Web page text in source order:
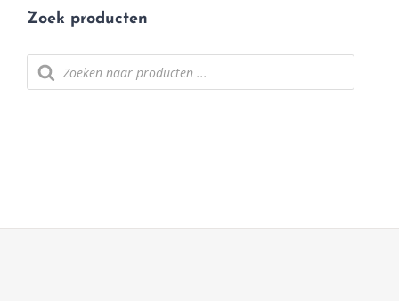
Zoek producten
Producten
zoeken